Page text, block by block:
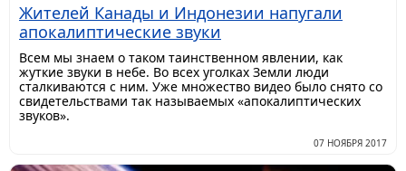
Жителей Канады и Индонезии напугали
апокалиптические звуки
Всем мы знаем о таком таинственном явлении, как
жуткие звуки в небе. Во всех уголках Земли люди
сталкиваются с ним. Уже множество видео было снято со
свидетельствами так называемых «апокалиптических
звуков».
07 НОЯБРЯ 2017